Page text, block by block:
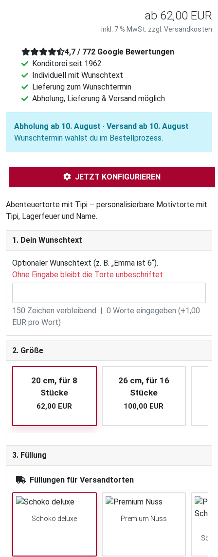
ab 62,00 EUR
inkl. 7 % MwSt. zzgl. Versandkosten
4,7 / 772 Google Bewertungen
Konditorei seit 1962
Individuell mit Wunschtext
Lieferung zum Wunschtermin
Abholung, Lieferung & Versand möglich
Abholung ab 10. August · Versand ab 10. August
Wunschtermin wählst du im Bestellprozess.
JETZT KONFIGURIEREN
Abenteuertorte mit Tipi – personalisierbare Motivtorte mit
Tipi, Lagerfeuer und Name.
1. Dein Wunschtext
Optionaler Wunschtext (z. B. „Emma ist 6“).
Ohne Eingabe bleibt die Torte unbeschriftet.
150 Zeichen verbleibend | 0 Worte eingegeben (+1,00
EUR pro Wort)
2. Größe
20 cm, für 8
Stücke
62,00 EUR
26 cm, für 16
Stücke
100,00 EUR
3. Füllung
Füllungen für Versandtorten
Schoko deluxe Premium Nuss